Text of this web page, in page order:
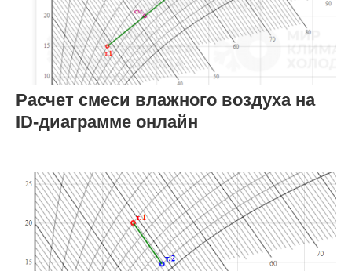
Расчет смеси влажного воздуха на
ID-диаграмме онлайн